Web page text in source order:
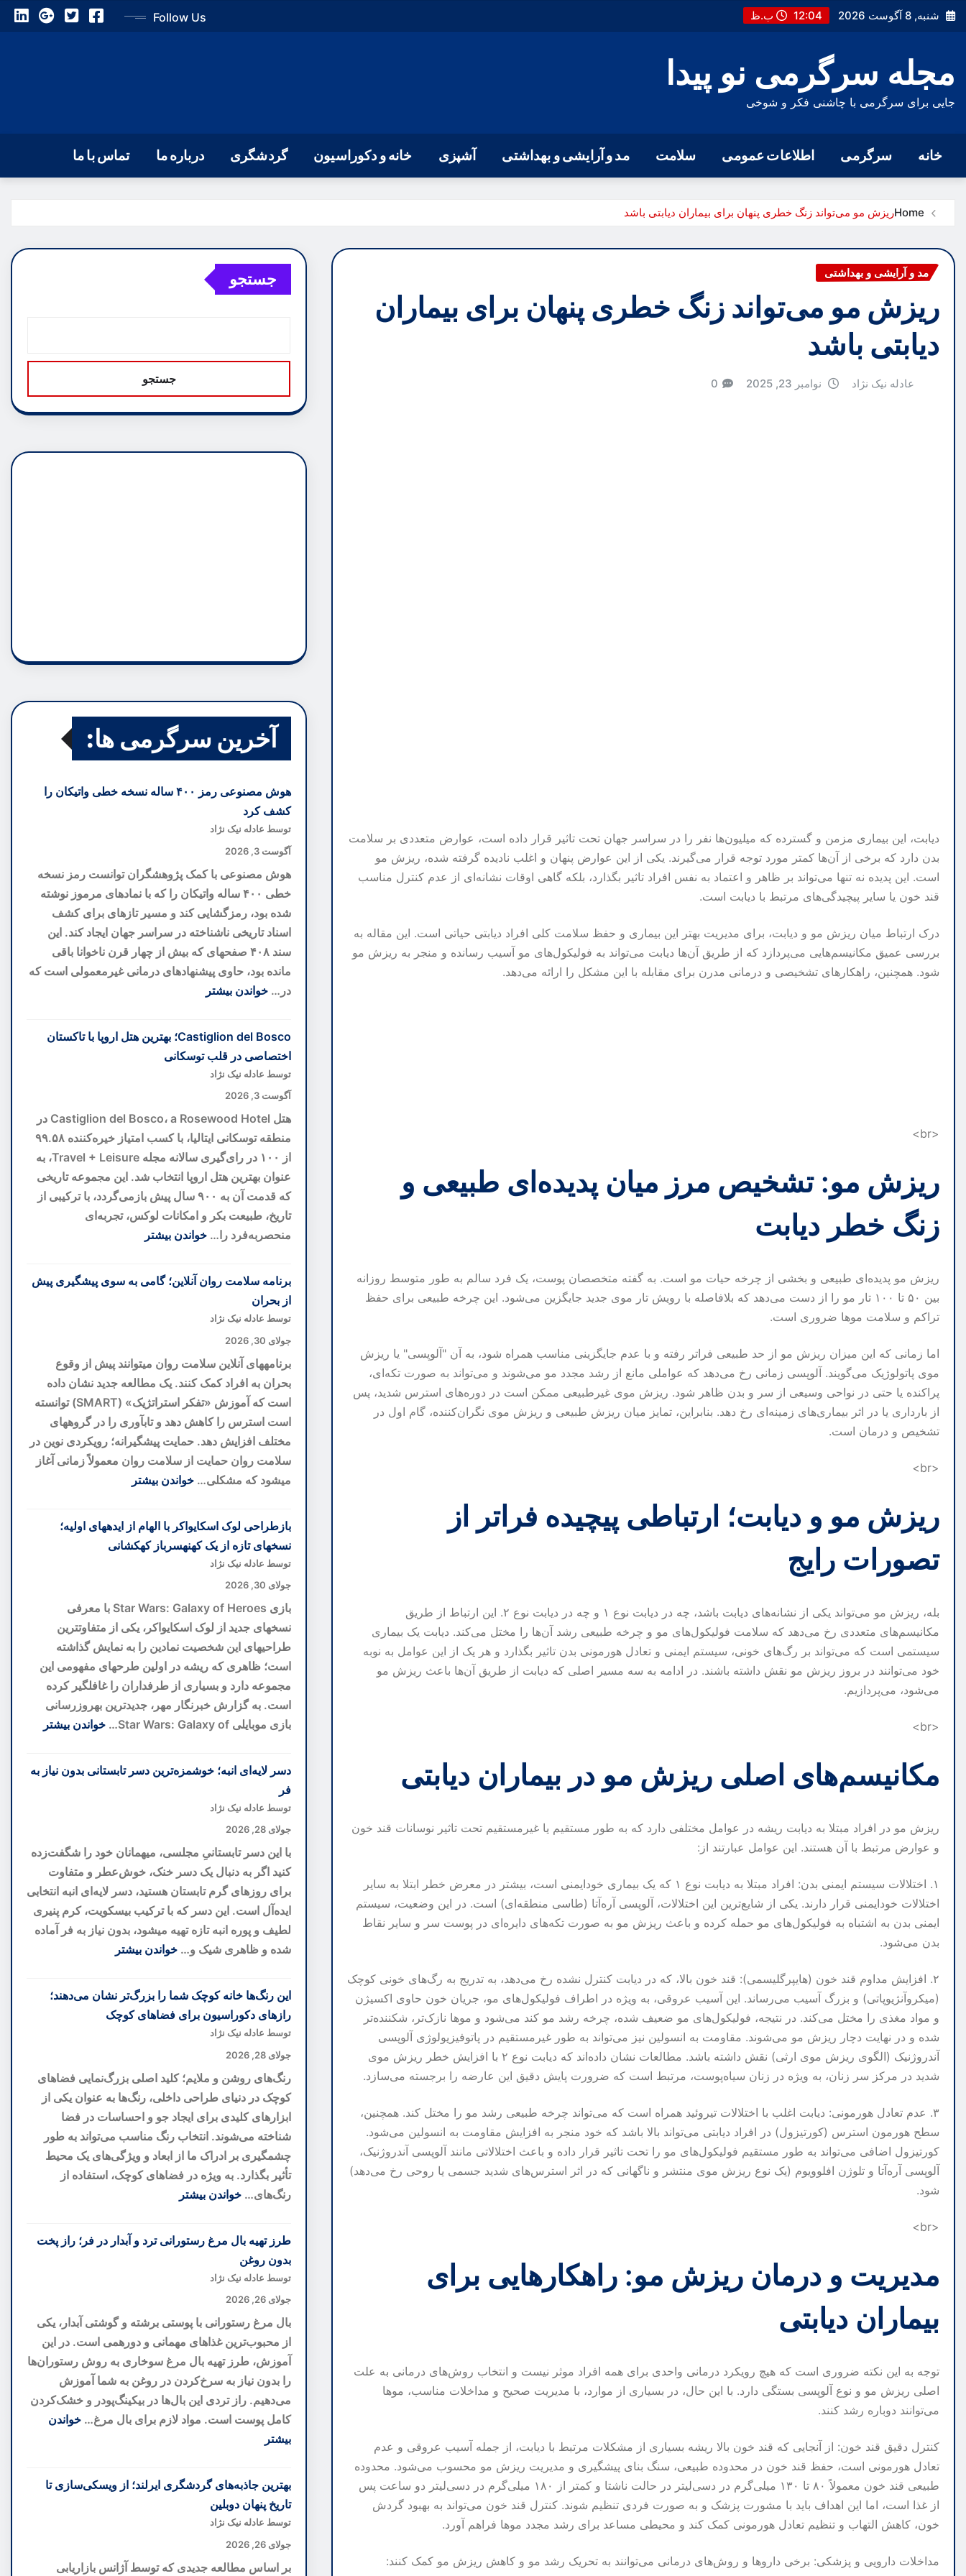
Skip
to
شنبه, 8 آگوست 2026 12:04 ب.ظ Follow Us
مجله سرگرمی نو پیدا
جایی برای سرگرمی با چاشنی فکر و شوخی
خانه سرگرمی اطلاعات عمومی سلامت مد و آرایشی و بهداشتی آشپزی خانه و دکوراسیون گردشگری درباره ما تماس با ما
Homeریزش مو می‌تواند زنگ خطری پنهان برای بیماران دیابتی باشد
مد و آرایشی و بهداشتی
ریزش مو می‌تواند زنگ خطری پنهان برای بیماران
دیابتی باشد
عادله نیک نژاد نوامبر 23, 2025 0
دیابت، این بیماری مزمن و گسترده که میلیون‌ها نفر را در سراسر جهان تحت تاثیر قرار داده است، عوارض متعددی بر سلامت
بدن دارد که برخی از آن‌ها کمتر مورد توجه قرار می‌گیرند. یکی از این عوارض پنهان و اغلب نادیده گرفته شده، ریزش مو
است. این پدیده نه تنها می‌تواند بر ظاهر و اعتماد به نفس افراد تاثیر بگذارد، بلکه گاهی اوقات نشانه‌ای از عدم کنترل مناسب
قند خون یا سایر پیچیدگی‌های مرتبط با دیابت است.
درک ارتباط میان ریزش مو و دیابت، برای مدیریت بهتر این بیماری و حفظ سلامت کلی افراد دیابتی حیاتی است. این مقاله به
بررسی عمیق مکانیسم‌هایی می‌پردازد که از طریق آن‌ها دیابت می‌تواند به فولیکول‌های مو آسیب رسانده و منجر به ریزش مو
شود. همچنین، راهکارهای تشخیصی و درمانی مدرن برای مقابله با این مشکل را ارائه می‌دهد.
<br>
ریزش مو: تشخیص مرز میان پدیده‌ای طبیعی و
زنگ خطر دیابت
ریزش مو پدیده‌ای طبیعی و بخشی از چرخه حیات مو است. به گفته متخصصان پوست، یک فرد سالم به طور متوسط روزانه
بین ۵۰ تا ۱۰۰ تار مو را از دست می‌دهد که بلافاصله با رویش تار موی جدید جایگزین می‌شود. این چرخه طبیعی برای حفظ
تراکم و سلامت موها ضروری است.
اما زمانی که این میزان ریزش مو از حد طبیعی فراتر رفته و با عدم جایگزینی مناسب همراه شود، به آن "آلوپسی" یا ریزش
موی پاتولوژیک می‌گویند. آلوپسی زمانی رخ می‌دهد که عواملی مانع از رشد مجدد مو می‌شوند و می‌تواند به صورت تکه‌ای،
پراکنده یا حتی در نواحی وسیعی از سر و بدن ظاهر شود. ریزش موی غیرطبیعی ممکن است در دوره‌های استرس شدید، پس
از بارداری یا در اثر بیماری‌های زمینه‌ای رخ دهد. بنابراین، تمایز میان ریزش طبیعی و ریزش موی نگران‌کننده، گام اول در
تشخیص و درمان است.
<br>
ریزش مو و دیابت؛ ارتباطی پیچیده فراتر از
تصورات رایج
بله، ریزش مو می‌تواند یکی از نشانه‌های دیابت باشد، چه در دیابت نوع ۱ و چه در دیابت نوع ۲. این ارتباط از طریق
مکانیسم‌های متعددی رخ می‌دهد که سلامت فولیکول‌های مو و چرخه طبیعی رشد آن‌ها را مختل می‌کند. دیابت یک بیماری
سیستمی است که می‌تواند بر رگ‌های خونی، سیستم ایمنی و تعادل هورمونی بدن تاثیر بگذارد و هر یک از این عوامل به نوبه
خود می‌توانند در بروز ریزش مو نقش داشته باشند. در ادامه به سه مسیر اصلی که دیابت از طریق آن‌ها باعث ریزش مو
می‌شود، می‌پردازیم.
<br>
مکانیسم‌های اصلی ریزش مو در بیماران دیابتی
ریزش مو در افراد مبتلا به دیابت ریشه در عوامل مختلفی دارد که به طور مستقیم یا غیرمستقیم تحت تاثیر نوسانات قند خون
و عوارض مرتبط با آن هستند. این عوامل عبارتند از:
۱. اختلالات سیستم ایمنی بدن: افراد مبتلا به دیابت نوع ۱ که یک بیماری خودایمنی است، بیشتر در معرض خطر ابتلا به سایر
اختلالات خودایمنی قرار دارند. یکی از شایع‌ترین این اختلالات، آلوپسی آره‌آتا (طاسی منطقه‌ای) است. در این وضعیت، سیستم
ایمنی بدن به اشتباه به فولیکول‌های مو حمله کرده و باعث ریزش مو به صورت تکه‌های دایره‌ای در پوست سر و سایر نقاط
بدن می‌شود.
۲. افزایش مداوم قند خون (هایپرگلیسمی): قند خون بالا، که در دیابت کنترل نشده رخ می‌دهد، به تدریج به رگ‌های خونی کوچک
(میکروآنژیوپاتی) و بزرگ آسیب می‌رساند. این آسیب عروقی، به ویژه در اطراف فولیکول‌های مو، جریان خون حاوی اکسیژن
و مواد مغذی را مختل می‌کند. در نتیجه، فولیکول‌های مو ضعیف شده، چرخه رشد مو کند می‌شود و موها نازک‌تر، شکننده‌تر
شده و در نهایت دچار ریزش مو می‌شوند. مقاومت به انسولین نیز می‌تواند به طور غیرمستقیم در پاتوفیزیولوژی آلوپسی
آندروژنیک (الگوی ریزش موی ارثی) نقش داشته باشد. مطالعات نشان داده‌اند که دیابت نوع ۲ با افزایش خطر ریزش موی
شدید در مرکز سر زنان، به ویژه در زنان سیاه‌پوست، مرتبط است که ضرورت پایش دقیق این عارضه را برجسته می‌سازد.
۳. عدم تعادل هورمونی: دیابت اغلب با اختلالات تیروئید همراه است که می‌تواند چرخه طبیعی رشد مو را مختل کند. همچنین،
سطح هورمون استرس (کورتیزول) در افراد دیابتی می‌تواند بالا باشد که خود منجر به افزایش مقاومت به انسولین می‌شود.
کورتیزول اضافی می‌تواند به طور مستقیم فولیکول‌های مو را تحت تاثیر قرار داده و باعث اختلالاتی مانند آلوپسی آندروژنیک،
آلوپسی آره‌آتا و تلوژن افلوویوم (یک نوع ریزش موی منتشر و ناگهانی که در اثر استرس‌های شدید جسمی یا روحی رخ می‌دهد)
شود.
<br>
مدیریت و درمان ریزش مو: راهکارهایی برای
بیماران دیابتی
توجه به این نکته ضروری است که هیچ رویکرد درمانی واحدی برای همه افراد موثر نیست و انتخاب روش‌های درمانی به علت
اصلی ریزش مو و نوع آلوپسی بستگی دارد. با این حال، در بسیاری از موارد، با مدیریت صحیح و مداخلات مناسب، موها
می‌توانند دوباره رشد کنند.
کنترل دقیق قند خون: از آنجایی که قند خون بالا ریشه بسیاری از مشکلات مرتبط با دیابت، از جمله آسیب عروقی و عدم
تعادل هورمونی است، حفظ قند خون در محدوده طبیعی، سنگ بنای پیشگیری و مدیریت ریزش مو محسوب می‌شود. محدوده
طبیعی قند خون معمولاً ۸۰ تا ۱۳۰ میلی‌گرم در دسی‌لیتر در حالت ناشتا و کمتر از ۱۸۰ میلی‌گرم در دسی‌لیتر دو ساعت پس
از غذا است، اما این اهداف باید با مشورت پزشک و به صورت فردی تنظیم شوند. کنترل قند خون می‌تواند به بهبود گردش
خون، کاهش التهاب و تنظیم تعادل هورمونی کمک کند و محیطی مساعد برای رشد مجدد موها فراهم آورد.
مداخلات دارویی و پزشکی: برخی داروها و روش‌های درمانی می‌توانند به تحریک رشد مو و کاهش ریزش مو کمک کنند:
جستجو
جستجو
آخرین سرگرمی ها:
هوش مصنوعی رمز ۴۰۰ ساله نسخه خطی واتیکان را
کشف کرد
توسط عادله نیک نژاد
آگوست 3, 2026
هوش مصنوعی با کمک پژوهشگران توانست رمز نسخه
خطی ۴۰۰ ساله واتیکان را که با نمادهای مرموز نوشته
شده بود، رمزگشایی کند و مسیر تازهای برای کشف
اسناد تاریخی ناشناخته در سراسر جهان ایجاد کند. این
سند ۴۰۸ صفحهای که بیش از چهار قرن ناخوانا باقی
مانده بود، حاوی پیشنهادهای درمانی غیرمعمولی است که
در… خواندن بیشتر
مصنوعی
۴۰۰
نسخه
خطی
واتیکان
را
کشف
کرد
Castiglion del Bosco؛ بهترین هتل اروپا با تاکستان
اختصاصی در قلب توسکانی
توسط عادله نیک نژاد
آگوست 3, 2026
هتل Castiglion del Bosco، a Rosewood Hotel در
منطقه توسکانی ایتالیا، با کسب امتیاز خیره‌کننده ۹۹.۵۸
از ۱۰۰ در رای‌گیری سالانه مجله Travel + Leisure، به
عنوان بهترین هتل اروپا انتخاب شد. این مجموعه تاریخی
که قدمت آن به ۹۰۰ سال پیش بازمی‌گردد، با ترکیبی از
تاریخ، طبیعت بکر و امکانات لوکس، تجربه‌ای
منحصربه‌فرد را… خواندن بیشتر
Castiglion
del
بهترین
اروپا
با
تاکستان
اختصاصی
در
قلب
توسکانی
برنامه سلامت روان آنلاین؛ گامی به سوی پیشگیری پیش
از بحران
توسط عادله نیک نژاد
جولای 30, 2026
برنامههای آنلاین سلامت روان میتوانند پیش از وقوع
بحران به افراد کمک کنند. یک مطالعه جدید نشان داده
است که آموزش «تفکر استراتژیک» (SMART) توانسته
است استرس را کاهش دهد و تابآوری را در گروههای
مختلف افزایش دهد. حمایت پیشگیرانه؛ رویکردی نوین در
سلامت روان حمایت از سلامت روان معمولاً زمانی آغاز
میشود که مشکلی… خواندن بیشتر
برنامه
سلامت
روان
آنلاین؛
به
سوی
پیشگیری
پیش
از
بحران
بازطراحی لوک اسکایواکر با الهام از ایدههای اولیه؛
نسخهای تازه از یک کهنهسرباز کهکشانی
توسط عادله نیک نژاد
جولای 30, 2026
بازی Star Wars: Galaxy of Heroes با معرفی
نسخهای جدید از لوک اسکایواکر، یکی از متفاوتترین
طراحیهای این شخصیت نمادین را به نمایش گذاشته
است؛ ظاهری که ریشه در اولین طرحهای مفهومی این
مجموعه دارد و بسیاری از طرفداران را غافلگیر کرده
است. به گزارش خبرنگار مهر، جدیدترین بهروزرسانی
بازی موبایلی Star Wars: Galaxy of…
خواندن بیشتر
بازطراحی
لوک
اسکایواکر
از
ایدههای
اولیه؛
نسخهای
تازه
از
کهنهسرباز
کهکشانی
دسر لایه‌ای انبه؛ خوشمزه‌ترین دسر تابستانی بدون نیاز به
فر
توسط عادله نیک نژاد
جولای 28, 2026
با این دسر تابستانیِ مجلسی، میهمانان خود را شگفت‌زده
کنید اگر به دنبال یک دسر خنک، خوش‌عطر و متفاوت
برای روزهای گرم تابستان هستید، دسر لایه‌ای انبه انتخابی
ایده‌آل است. این دسر که با ترکیب بیسکویت، کرم پنیری
لطیف و پوره انبه تازه تهیه میشود، بدون نیاز به فر آماده
شده و ظاهری شیک و… خواندن بیشتر
دسر
لایه‌ای
انبه؛
خوشمزه‌ترین
تابستانی
بدون
نیاز
به
فر
این رنگ‌ها خانه کوچک شما را بزرگ‌تر نشان می‌دهند؛
رازهای دکوراسیون برای فضاهای کوچک
توسط عادله نیک نژاد
جولای 28, 2026
رنگ‌های روشن و ملایم؛ کلید اصلی بزرگ‌نمایی فضاهای
کوچک در دنیای طراحی داخلی، رنگ‌ها به عنوان یکی از
ابزارهای کلیدی برای ایجاد جو و احساسات در فضا
شناخته می‌شوند. انتخاب رنگ مناسب می‌تواند به طور
چشمگیری بر ادراک ما از ابعاد و ویژگی‌های یک محیط
تأثیر بگذارد. به ویژه در فضاهای کوچک، استفاده از
رنگ‌های… خواندن بیشتر
این
کوچک
را
بزرگ‌تر
نشان
می‌دهند؛
رازهای
دکوراسیون
برای
کوچک
طرز تهیه بال مرغ رستورانی ترد و آبدار در فر؛ راز پخت
بدون روغن
توسط عادله نیک نژاد
جولای 26, 2026
بال مرغ رستورانی با پوستی برشته و گوشتی آبدار، یکی
از محبوب‌ترین غذاهای مهمانی و دورهمی است. در این
آموزش، طرز تهیه بال مرغ سوخاری به روش رستوران‌ها
را بدون نیاز به سرخ‌کردن در روغن به شما آموزش
می‌دهیم. راز تردی این بال‌ها در بیکینگ‌پودر و خشک‌کردن
کامل پوست است. مواد لازم برای بال مرغ… خواندن
بیشتر
تهیه
بال
مرغ
بهترین جاذبه‌های گردشگری ایرلند؛ از ویسکی‌سازی تا
تاریخ پنهان دوبلین
توسط عادله نیک نژاد
جولای 26, 2026
بر اساس مطالعه جدیدی که توسط آژانس بازاریابی